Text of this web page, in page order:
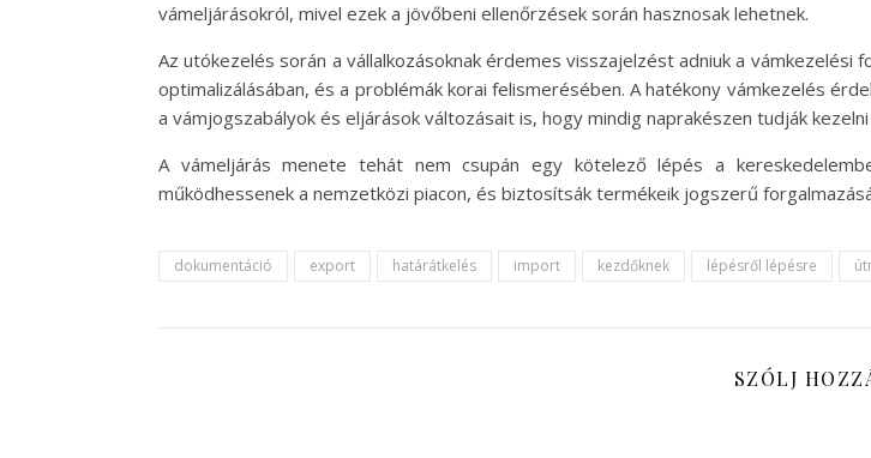
vámeljárásokról, mivel ezek a jövőbeni ellenőrzések során hasznosak lehetnek.
Az utókezelés során a vállalkozásoknak érdemes visszajelzést adniuk a
optimalizálásában, és a problémák korai felismerésében. A hatékony vámkezelés
a vámjogszabályok és eljárások változásait is, hogy mindig naprakészen tudják
A vámeljárás menete tehát nem csupán egy kötelező lépés a
működhessenek a nemzetközi piacon, és biztosítsák termékeik jogszerű
dokumentáció export határátkelés import kezdőknek lépésről lépésre
SZÓLJ